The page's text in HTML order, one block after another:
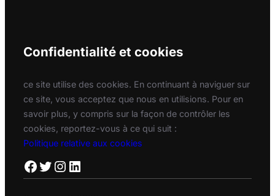
Confidentialité et cookies
ce site utilise des cookies. En continuant à naviguer sur
ce site, vous acceptez que nous en utilisions. Pour en
savoir plus, y compris sur la façon de contrôler les
cookies, reportez-vous à ce qui suit :
Politique relative aux cookies
Facebook Twitter Instagram LinkedIn